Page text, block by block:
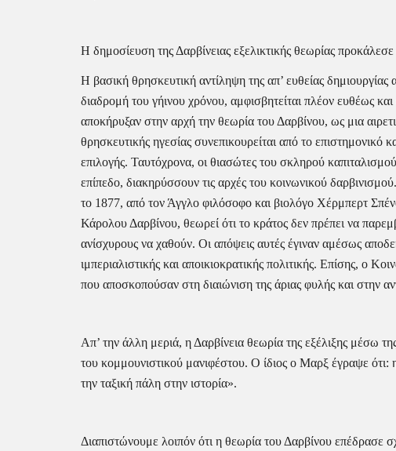
Η δημοσίευση της Δαρβίνειας εξελικτικής θεωρίας
Η βασική θρησκευτική αντίληψη της απ’ ευθείας
διαδρομή του γήινου χρόνου, αμφισβητείται πλέον ευθέως
αποκήρυξαν στην αρχή την θεωρία του Δαρβίνου, ως μια
θρησκευτικής ηγεσίας συνεπικουρείται από το
επιλογής. Ταυτόχρονα, οι θιασώτες του σκληρού
επίπεδο, διακηρύσσουν τις αρχές του κοινωνικού
το 1877, από τον Άγγλο φιλόσοφο και βιολόγο Χέρμπερτ
Κάρολου Δαρβίνου, θεωρεί ότι το κράτος δεν πρέπει να
ανίσχυρους να χαθούν. Οι απόψεις αυτές έγιναν αμέσως
ιμπεριαλιστικής και αποικιοκρατικής πολιτικής. Επίσης, ο
που αποσκοπούσαν στη διαιώνιση της άριας φυλής και στην
Απ’ την άλλη μεριά, η Δαρβίνεια θεωρία της εξέλιξης μέσω
του κομμουνιστικού μανιφέστου. Ο ίδιος ο Μαρξ έγραψε
την ταξική πάλη στην ιστορία».
Διαπιστώνουμε λοιπόν ότι η θεωρία του Δαρβίνου επέδρασε